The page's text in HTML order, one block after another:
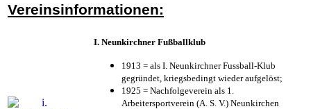
Vereinsinformationen:
I. Neunkirchner Fußballklub
1913 = als I. Neunkirchner Fussball-Klub
gegründet, kriegsbedingt wieder aufgelöst;
1925 = Nachfolgeverein als 1.
Arbeitersportverein (A. S. V.) Neunkirchen